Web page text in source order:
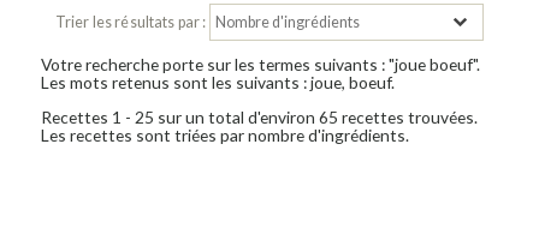
Trier les résultats par :
Votre recherche porte sur les termes suivants : "joue boeuf".
Les mots retenus sont les suivants : joue, boeuf.
Recettes 1 - 25 sur un total d'environ 65 recettes trouvées.
Les recettes sont triées par nombre d'ingrédients.